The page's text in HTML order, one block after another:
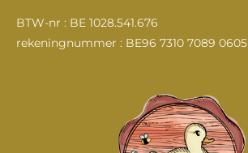
k
a
m
BTW-nr : BE 1028.541.676
rekeningnummer : BE96 7310 7089 0605